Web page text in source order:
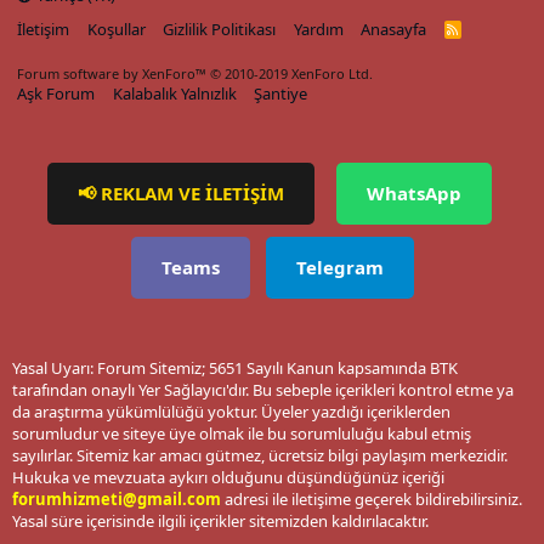
İletişim
Koşullar Gizlilik Politikası Yardım Anasayfa
R
Forum software by XenForo™ © 2010-2019 XenForo Ltd.
Aşk Forum Kalabalık Yalnızlık Şantiye
📢 REKLAM VE İLETİŞİM WhatsApp
Teams Telegram
Yasal Uyarı: Forum Sitemiz; 5651 Sayılı Kanun kapsamında BTK
tarafından onaylı Yer Sağlayıcı'dır. Bu sebeple içerikleri kontrol etme ya
da araştırma yükümlülüğü yoktur. Üyeler yazdığı içeriklerden
sorumludur ve siteye üye olmak ile bu sorumluluğu kabul etmiş
sayılırlar. Sitemiz kar amacı gütmez, ücretsiz bilgi paylaşım merkezidir.
Hukuka ve mevzuata aykırı olduğunu düşündüğünüz içeriği
forumhizmeti@gmail.com adresi ile iletişime geçerek bildirebilirsiniz.
Yasal süre içerisinde ilgili içerikler sitemizden kaldırılacaktır.